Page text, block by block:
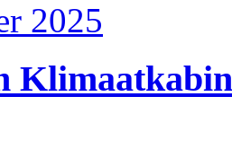
2025